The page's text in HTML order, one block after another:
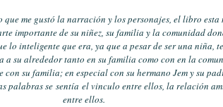
que me gustó la narración y los personajes, el libro
importante de su niñez, su familia y la comunidad
lo inteligente que era, ya que a pesar de ser una niña,
a su alrededor tanto en su familia como con en la
su familia; en especial con su hermano Jem y su
palabras se sentía el vinculo entre ellos, la relación
entre ellos.